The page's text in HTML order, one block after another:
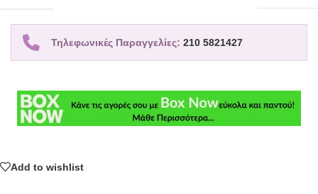
Τηλεφωνικές Παραγγελίες: 210 5821427
Add to wishlist